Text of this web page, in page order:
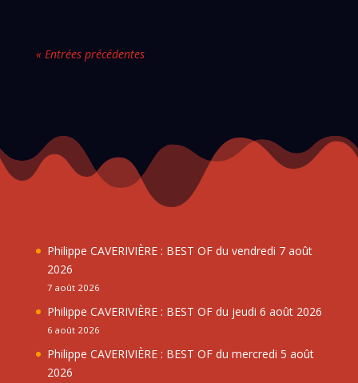
« Entrées précédentes
Philippe CAVERIVIÈRE : BEST OF du vendredi 7 août
2026
7 août 2026
Philippe CAVERIVIÈRE : BEST OF du jeudi 6 août 2026
6 août 2026
Philippe CAVERIVIÈRE : BEST OF du mercredi 5 août
2026